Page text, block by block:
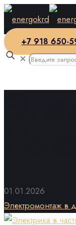
+7 918 650-
✕
01.01.2026
Электромонтаж в